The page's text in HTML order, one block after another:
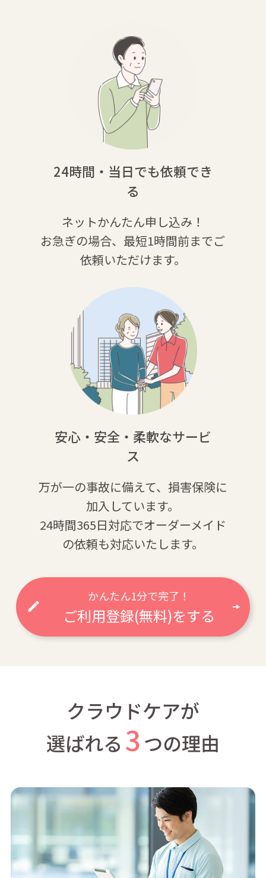
24時間・当日でも依頼でき
る
ネットかんたん申し込み！
お急ぎの場合、最短1時間前までご
依頼いただけます。
安心・安全・柔軟なサービ
ス
万が一の事故に備えて、損害保険に
加入しています。
24時間365日対応でオーダーメイド
の依頼も対応いたします。
かんたん1分で完了！
ご利用登録(無料)をする
クラウドケアが
選ばれる 3つの理由